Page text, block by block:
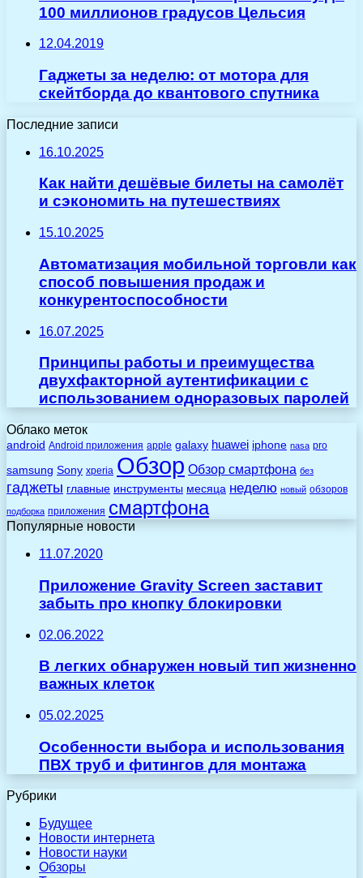
100 миллионов градусов Цельсия
12.04.2019
Гаджеты за неделю: от мотора для
скейтборда до квантового спутника
Последние записи
16.10.2025
Как найти дешёвые билеты на самолёт
и сэкономить на путешествиях
15.10.2025
Автоматизация мобильной торговли как
способ повышения продаж и
конкурентоспособности
16.07.2025
Принципы работы и преимущества
двухфакторной аутентификации с
использованием одноразовых паролей
Облако меток
android Android приложения apple galaxy huawei iphone nasa pro
samsung Sony xperia Обзор Обзор смартфона без
гаджеты главные инструменты месяца неделю новый обзоров
подборка приложения смартфона
Популярные новости
11.07.2020
Приложение Gravity Screen заставит
забыть про кнопку блокировки
02.06.2022
В легких обнаружен новый тип жизненно
важных клеток
05.02.2025
Особенности выбора и использования
ПВХ труб и фитингов для монтажа
Рубрики
Будущее
Новости интернета
Новости науки
Обзоры